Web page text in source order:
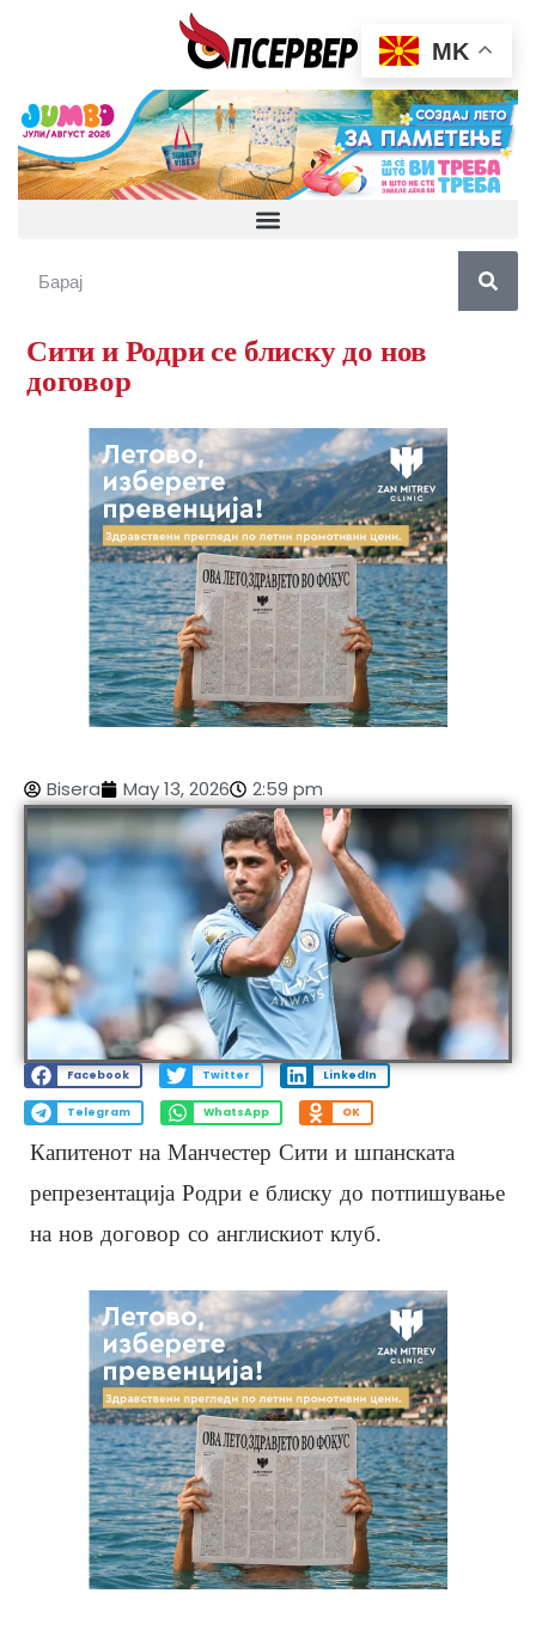
Сити и Родри се блиску до нов
договор
Bisera May 13, 2026 2:59 pm
Facebook Twitter LinkedIn
Telegram WhatsApp OK
Капитенот на Манчестер Сити и шпанската
репрезентација Родри е блиску до потпишување
на нов договор со англискиот клуб.
MK